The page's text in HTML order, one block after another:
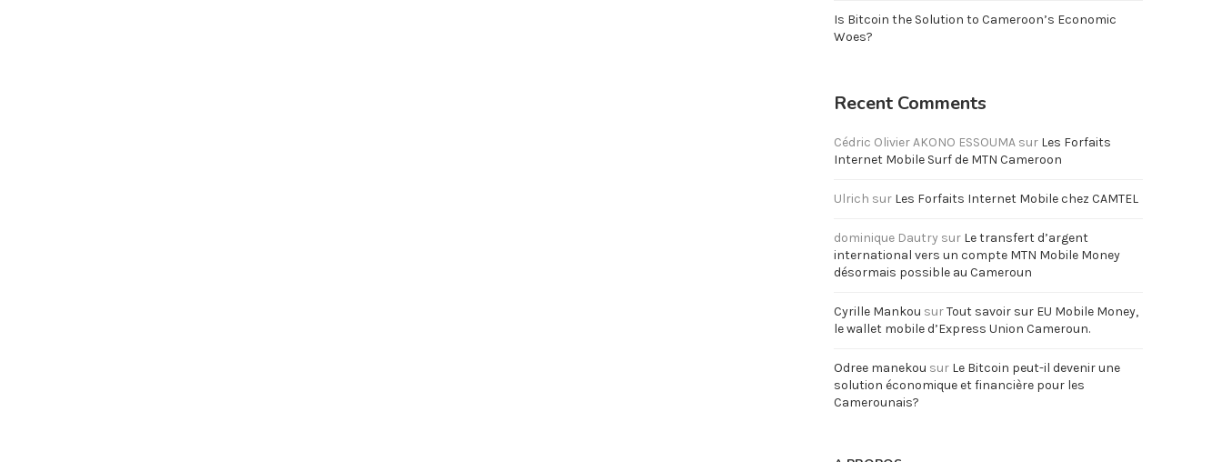
Is Bitcoin the Solution to Cameroon’s Economic
Woes?
Recent Comments
Cédric Olivier AKONO ESSOUMA sur Les Forfaits
Internet Mobile Surf de MTN Cameroon
Ulrich sur Les Forfaits Internet Mobile chez CAMTEL
dominique Dautry sur Le transfert d’argent
international vers un compte MTN Mobile Money
désormais possible au Cameroun
Cyrille Mankou surTout savoir sur EU Mobile Money,
le wallet mobile d’Express Union Cameroun.
Odree manekou sur Le Bitcoin peut-il devenir une
solution économique et financière pour les
Camerounais?